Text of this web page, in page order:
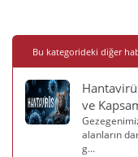
Bu kategorideki diğer
ve
alanların
g...